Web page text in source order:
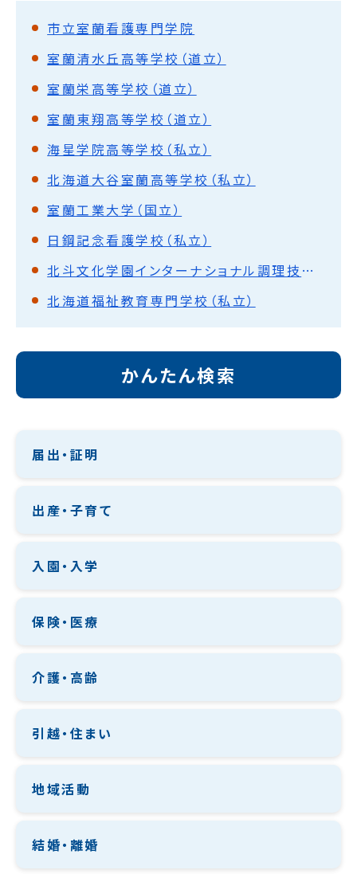
市立室蘭看護専門学院
室蘭清水丘高等学校（道立）
室蘭栄高等学校（道立）
室蘭東翔高等学校（道立）
海星学院高等学校（私立）
北海道大谷室蘭高等学校（私立）
室蘭工業大学（国立）
日鋼記念看護学校（私立）
北斗文化学園インターナショナル調理技術専門学校（私立）
北海道福祉教育専門学校（私立）
かんたん検索
届出・証明
出産・子育て
入園・入学
保険・医療
介護・高齢
引越・住まい
地域活動
結婚・離婚